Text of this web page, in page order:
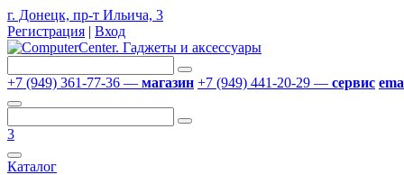
г. Донецк, пр-т Ильича, 3
Регистрация | Вход
+7 (949) 361-77-36 — магазин +7 (949) 441-20-29 — сервис
3
Каталог